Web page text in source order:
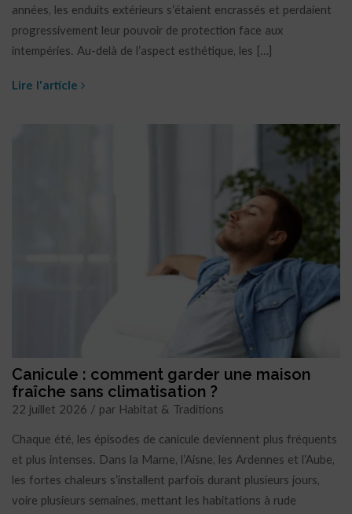
années, les enduits extérieurs s’étaient encrassés et perdaient
progressivement leur pouvoir de protection face aux
intempéries. Au-delà de l’aspect esthétique, les […]
Lire l'article
Canicule : comment garder une maison
fraîche sans climatisation ?
22 juillet 2026 / par Habitat & Traditions
Chaque été, les épisodes de canicule deviennent plus fréquents
et plus intenses. Dans la Marne, l’Aisne, les Ardennes et l’Aube,
les fortes chaleurs s’installent parfois durant plusieurs jours,
voire plusieurs semaines, mettant les habitations à rude